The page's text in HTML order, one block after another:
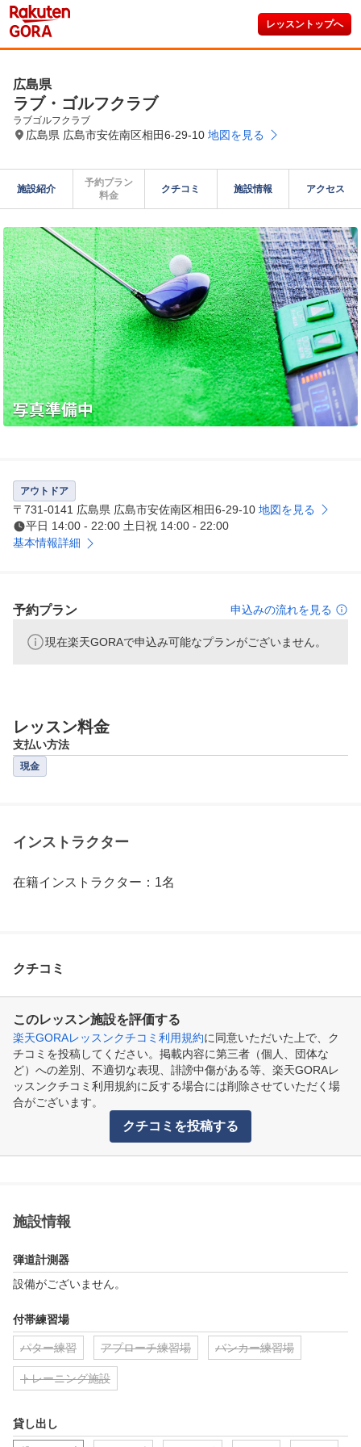
レッスントップへ
広島県
ラブ・ゴルフクラブ
ラブゴルフクラブ
広島県 広島市安佐南区相田6-29-10 地図を見る
施設紹介
予約プラン
料金
クチコミ 施設情報 アクセス
アウトドア
〒731-0141 広島県 広島市安佐南区相田6-29-10 地図を見る
平日 14:00 - 22:00 土日祝 14:00 - 22:00
基本情報詳細
予約プラン 申込みの流れを見る
現在楽天GORAで申込み可能なプランがございません。
レッスン料金
支払い方法
現金
インストラクター
在籍インストラクター：1名
クチコミ
このレッスン施設を評価する
楽天GORAレッスンクチコミ利用規約に同意いただいた上で、ク
チコミを投稿してください。掲載内容に第三者（個人、団体な
ど）への差別、不適切な表現、誹謗中傷がある等、楽天GORAレ
ッスンクチコミ利用規約に反する場合には削除させていただく場
合がございます。
クチコミを投稿する
施設情報
弾道計測器
設備がございません。
付帯練習場
パター練習 アプローチ練習場 バンカー練習場
トレーニング施設
貸し出し